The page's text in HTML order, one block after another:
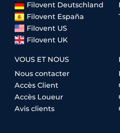
Filovent Deutschland
Filovent España
Filovent US
Filovent UK
VOUS ET NOUS
Nous contacter
Accès Client
Accès Loueur
Avis clients